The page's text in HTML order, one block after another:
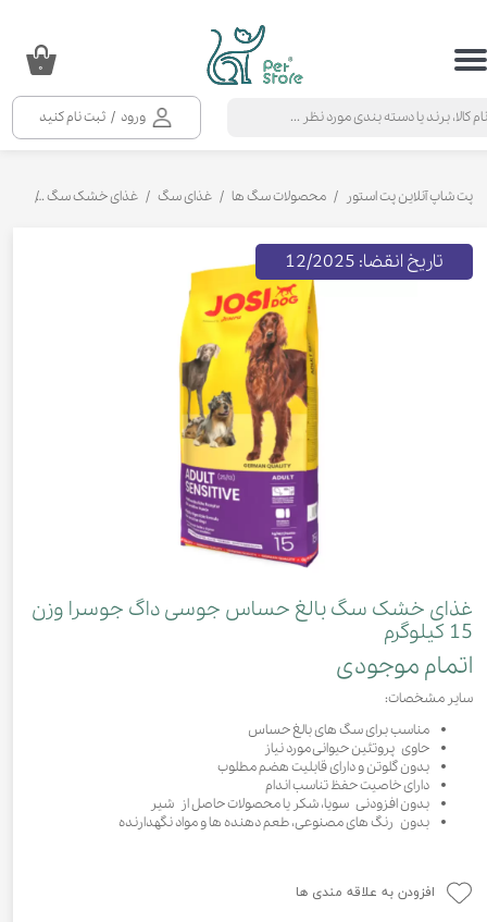
ورود / ثبت نام کنید
حساب کاربری من
خروج از حساب کاربری
۰
پت شاپ آنلاین پت استور محصولات سگ ها غذای سگ غذای خشک سگ
غذای خشک سگ بالغ حساس جوسی داگ جوسرا وزن
15 کیلوگرم
اتمام موجودی
سایر مشخصات:
مناسب برای سگ های بالغ حساس
حاوی پروتئین حیوانی مورد نیاز
بدون گلوتن و دارای قابلیت هضم مطلوب
دارای خاصیت حفظ تناسب اندام
بدون افزودنی سویا، شکر یا محصولات حاصل از شیر
بدون رنگ های مصنوعی، طعم دهنده ها و مواد نگهدارنده
تاریخ انقضا: 12/2025
افزودن به علاقه مندی ها